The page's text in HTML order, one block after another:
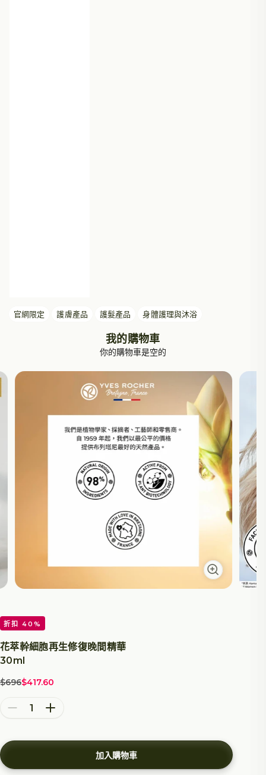
官網限定 護膚產品 護髮產品 身體護理與沐浴
我的購物車
你的購物車是空的
折扣 40%
花萃幹細胞再生修復晚間精華
30ml
特價
$417.60
原價
$696
減少數量 增加數量
加入購物車